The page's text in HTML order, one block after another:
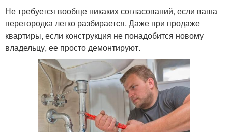
Не требуется вообще никаких согласований, если ваша
перегородка легко разбирается. Даже при продаже
квартиры, если конструкция не понадобится новому
владельцу, ее просто демонтируют.